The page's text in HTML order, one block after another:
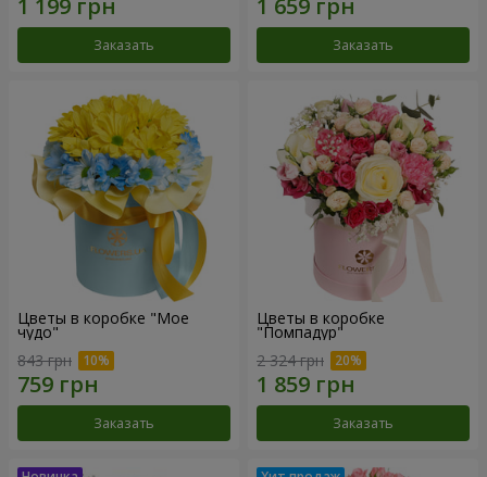
Заказать Заказать
Цветы в коробке "Мое
чудо"
843 грн
Заказать
Цветы в коробке
"Помпадур"
2 324 грн
Заказать